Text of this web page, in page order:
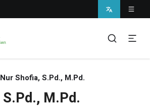
Krian
Nur Shofia, S.Pd., M.Pd.
M.Pd.